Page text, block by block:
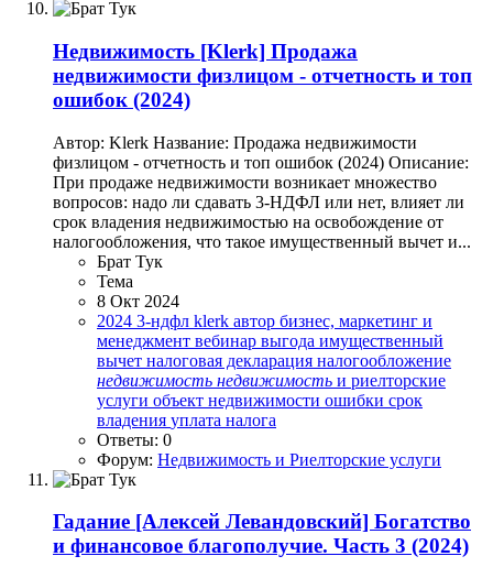
Недвижимость [Klerk] Продажа
недвижимости физлицом - отчетность и топ
ошибок (2024)
Автор: Klerk Название: Продажа недвижимости
физлицом - отчетность и топ ошибок (2024) Описание:
При продаже недвижимости возникает множество
вопросов: надо ли сдавать 3-НДФЛ или нет, влияет ли
срок владения недвижимостью на освобождение от
налогообложения, что такое имущественный вычет и...
Брат Тук
Тема
8 Окт 2024
2024 3-ндфл klerk автор бизнес, маркетинг и
менеджмент вебинар выгода имущественный
вычет налоговая декларация налогообложение
недвижимость недвижимость и риелторские
услуги объект недвижимости ошибки срок
владения уплата налога
Ответы: 0
Форум: Недвижимость и Риелторские услуги
Гадание [Алексей Левандовский] Богатство
и финансовое благополучие. Часть 3 (2024)